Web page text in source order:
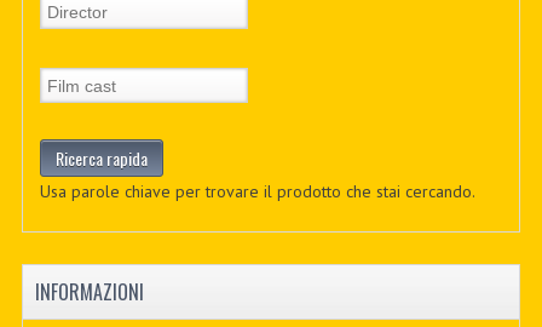
Usa parole chiave per trovare il prodotto che stai cercando.
INFORMAZIONI